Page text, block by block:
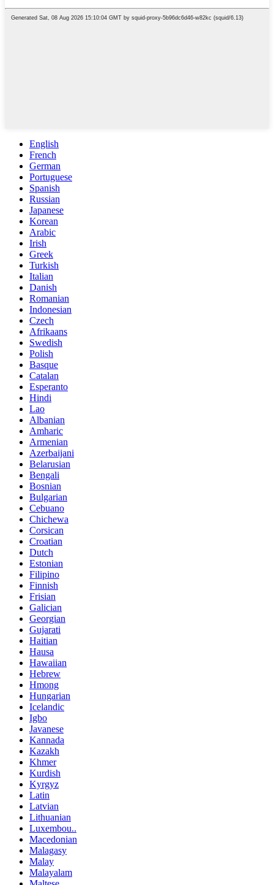
English
French
German
Portuguese
Spanish
Russian
Japanese
Korean
Arabic
Irish
Greek
Turkish
Italian
Danish
Romanian
Indonesian
Czech
Afrikaans
Swedish
Polish
Basque
Catalan
Esperanto
Hindi
Lao
Albanian
Amharic
Armenian
Azerbaijani
Belarusian
Bengali
Bosnian
Bulgarian
Cebuano
Chichewa
Corsican
Croatian
Dutch
Estonian
Filipino
Finnish
Frisian
Galician
Georgian
Gujarati
Haitian
Hausa
Hawaiian
Hebrew
Hmong
Hungarian
Icelandic
Igbo
Javanese
Kannada
Kazakh
Khmer
Kurdish
Kyrgyz
Latin
Latvian
Lithuanian
Luxembou..
Macedonian
Malagasy
Malay
Malayalam